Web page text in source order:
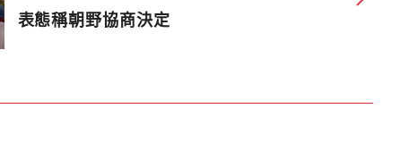
表態稱朝野協商決定